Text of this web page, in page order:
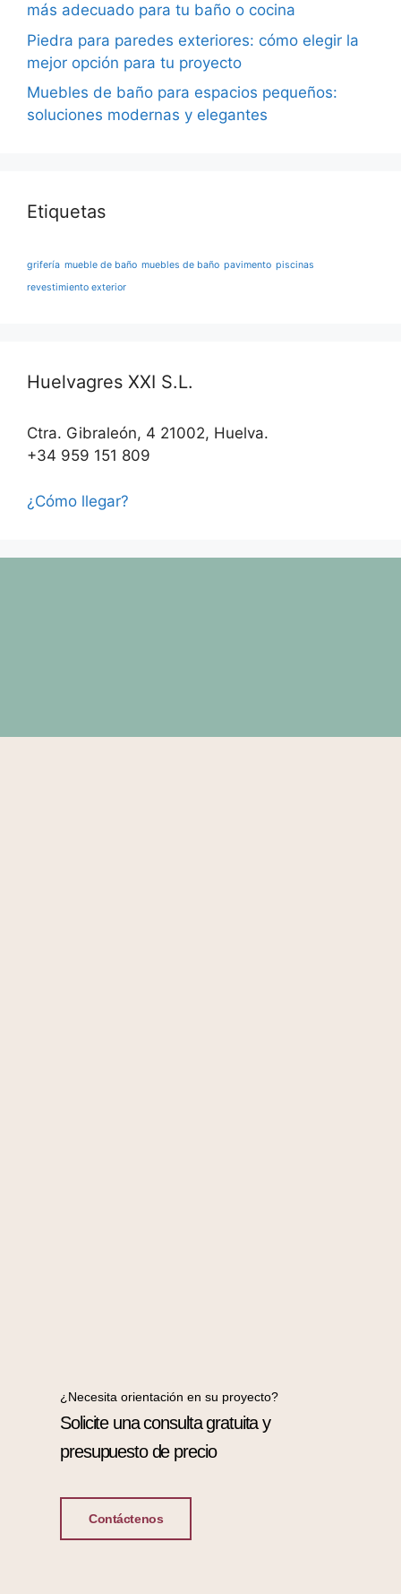
más adecuado para tu baño o cocina
Piedra para paredes exteriores: cómo elegir la
mejor opción para tu proyecto
Muebles de baño para espacios pequeños:
soluciones modernas y elegantes
Etiquetas
grifería mueble de baño muebles de baño pavimento piscinas
revestimiento exterior
Huelvagres XXI S.L.
Ctra. Gibraleón, 4 21002, Huelva.
+34 959 151 809
¿Cómo llegar?
¿Necesita orientación en su proyecto?
Solicite una consulta gratuita y
presupuesto de precio
Contáctenos